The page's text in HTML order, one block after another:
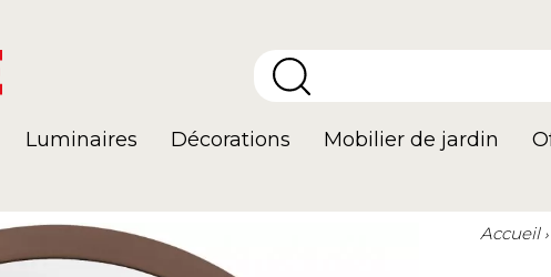
Luminaires Décorations Mobilier de jardin
Accueil